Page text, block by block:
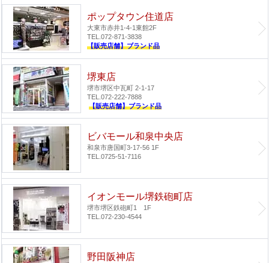
ポップタウン住道店
大東市赤井1-4-1東館2F
TEL.072-871-3838
【販売店舗】ブランド品
堺東店
堺市堺区中瓦町 2-1-17
TEL.072-222-7888
【販売店舗】ブランド品
ビバモール和泉中央店
和泉市唐国町3-17-56 1F
TEL.0725-51-7116
イオンモール堺鉄砲町店
堺市堺区鉄砲町1 1F
TEL.072-230-4544
野田阪神店